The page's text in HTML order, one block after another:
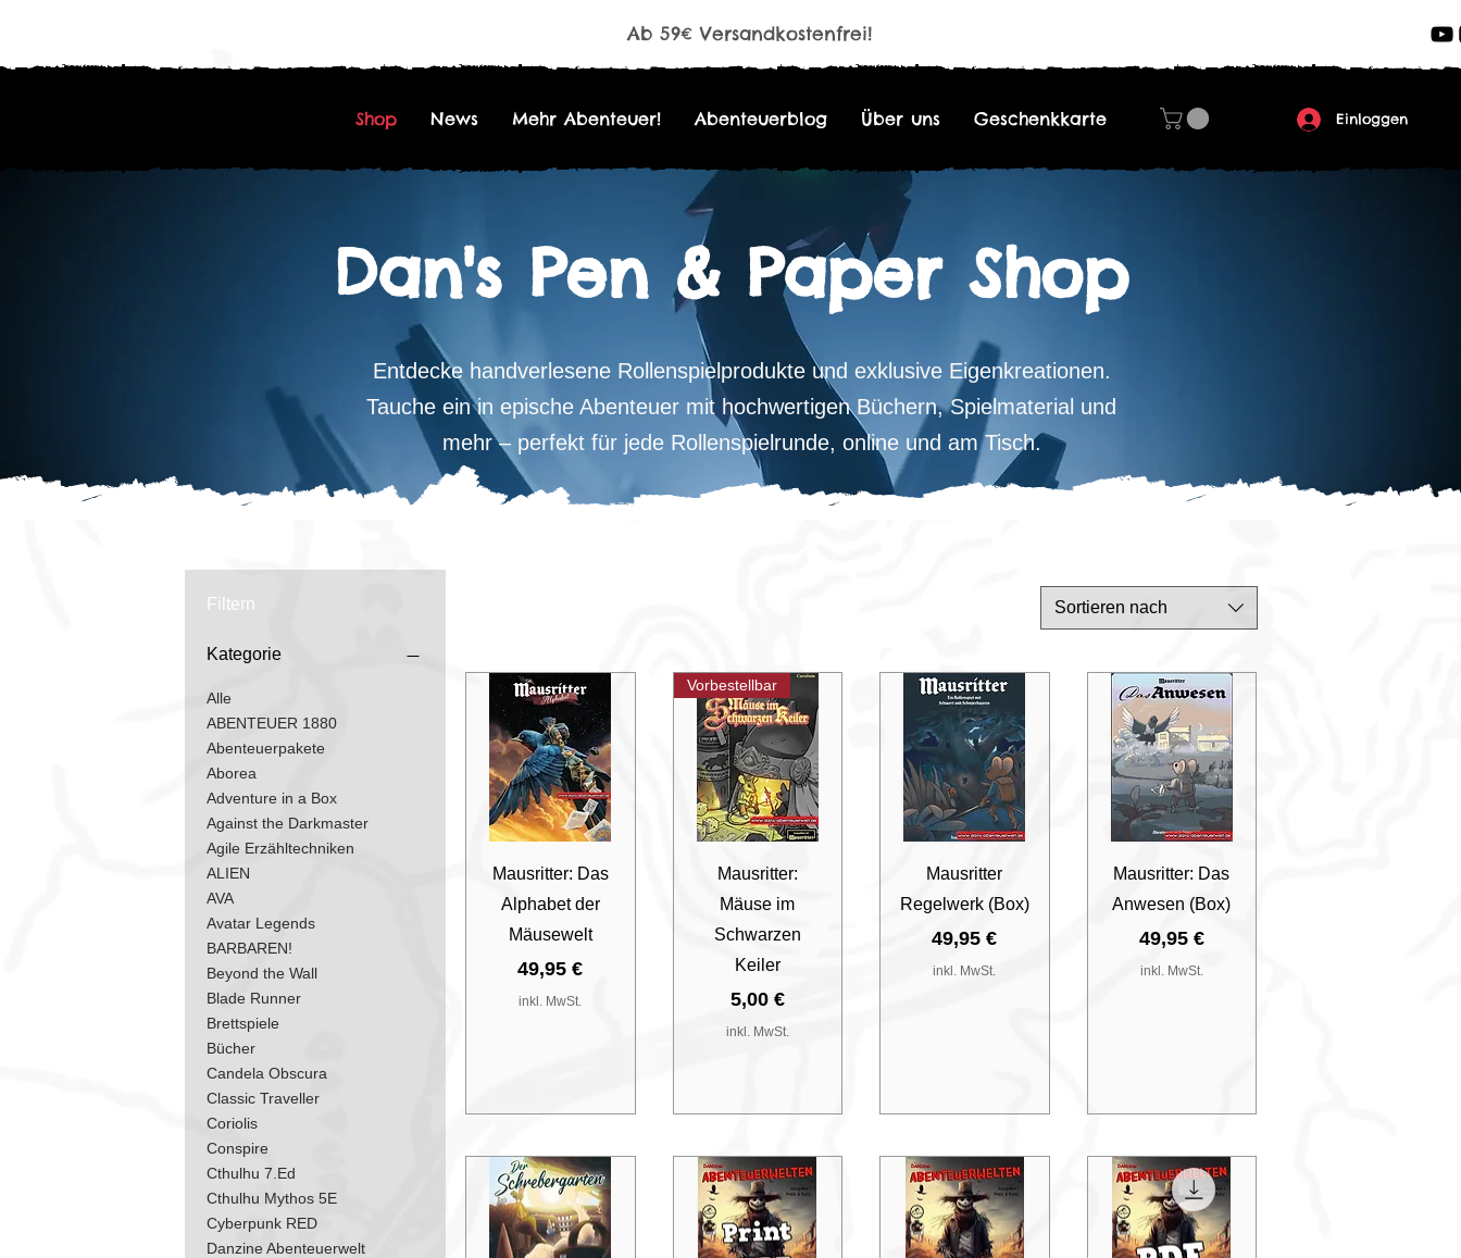
Ab 59€ Versandkostenfrei!
Shop News Mehr Abenteuer! Abenteuerblog Über uns Geschenkkarte Einloggen
Dan's Pen & Paper Shop
Entdecke handverlesene Rollenspielprodukte und exklusive Eigenkreationen.
Tauche ein in epische Abenteuer mit hochwertigen Büchern, Spielmaterial und
mehr – perfekt für jede Rollenspielrunde, online und am Tisch.
Filtern
Kategorie
Alle
ABENTEUER 1880
Abenteuerpakete
Aborea
Adventure in a Box
Against the Darkmaster
Agile Erzähltechniken
ALIEN
AVA
Avatar Legends
BARBAREN!
Beyond the Wall
Blade Runner
Brettspiele
Bücher
Candela Obscura
Classic Traveller
Coriolis
Conspire
Cthulhu 7.Ed
Cthulhu Mythos 5E
Cyberpunk RED
Danzine Abenteuerwelt
Sortieren nach
Schnellansicht
Mausritter: Das
Alphabet der
Mäusewelt
Preis
49,95 €
inkl. MwSt.
Schnellansicht
Vorbestellbar
Mausritter:
Mäuse im
Schwarzen
Keiler
Preis
5,00 €
inkl. MwSt.
Schnellansicht
Mausritter
Regelwerk (Box)
Preis
49,95 €
inkl. MwSt.
Schnellansicht
Mausritter: Das
Anwesen (Box)
Preis
49,95 €
inkl. MwSt.